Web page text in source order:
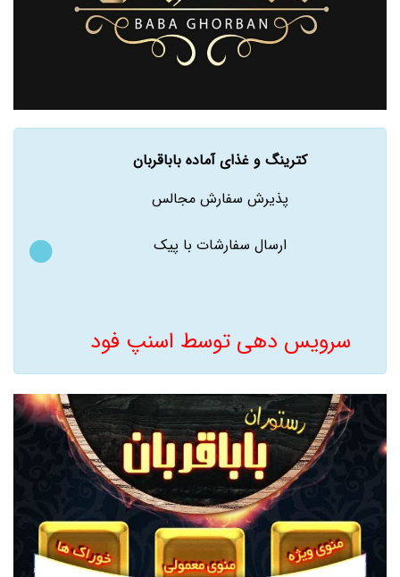
کترینگ و غذای آماده باباقربان
پذیرش سفارش مجالس
ارسال سفارشات با پیک
سرویس دهی توسط اسنپ فود